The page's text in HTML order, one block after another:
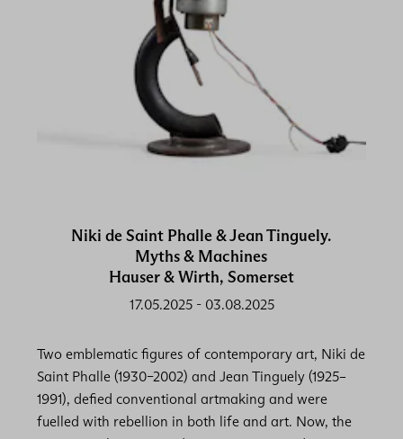
Niki de Saint Phalle & Jean Tinguely.
Myths & Machines
Hauser & Wirth, Somerset
17.05.2025- 03.08.2025
Two emblematic figures of contemporary art, Niki de
Saint Phalle (1930–2002) and Jean Tinguely (1925–
1991), defied conventional artmaking and were
fuelled with rebellion in both life and art. Now, the